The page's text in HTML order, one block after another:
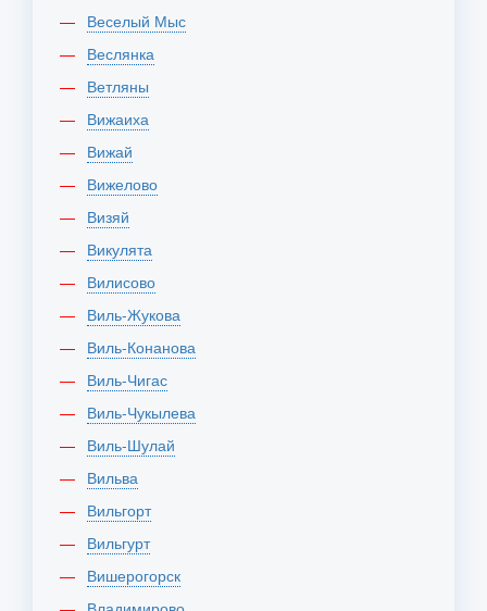
Веселый Мыс
Веслянка
Ветляны
Вижаиха
Вижай
Вижелово
Визяй
Викулята
Вилисово
Виль-Жукова
Виль-Конанова
Виль-Чигас
Виль-Чукылева
Виль-Шулай
Вильва
Вильгорт
Вильгурт
Вишерогорск